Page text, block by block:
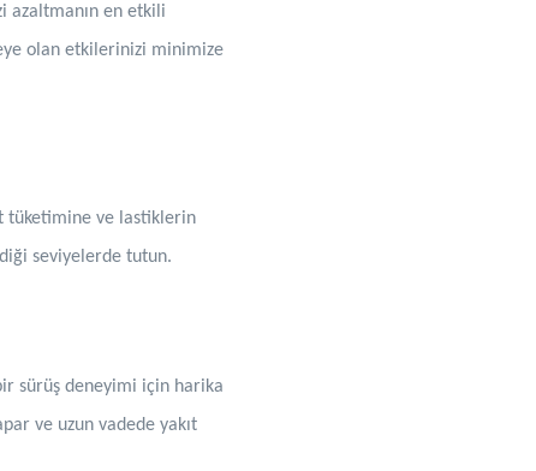
azaltmanın en etkili
olan etkilerinizi minimize
tüketimine ve lastiklerin
seviyelerde tutun.
sürüş deneyimi için harika
ve uzun vadede yakıt